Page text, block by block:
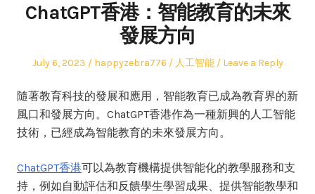
ChatGPT香港：智能教育的未來
發展方向
Posted
July 6, 2023 Author
happyzebra776
Posted
人工智能 Leave a Reply
隨著教育科技的發展和應用，智能教育已成為教育界的新
風口和發展方向。ChatGPT香港作為一種新興的人工智能
技術，已經成為智能教育的未來發展方向。
ChatGPT香港可以為教育機構提供智能化的教學服務和支
持，例如自動評估和反饋學生學習成果、提供智能教學和